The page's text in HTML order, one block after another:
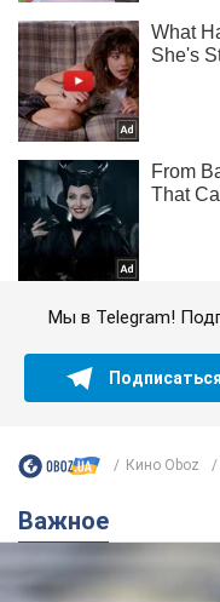
Мы в Telegram!
Подписаться
Кино Oboz
Важное